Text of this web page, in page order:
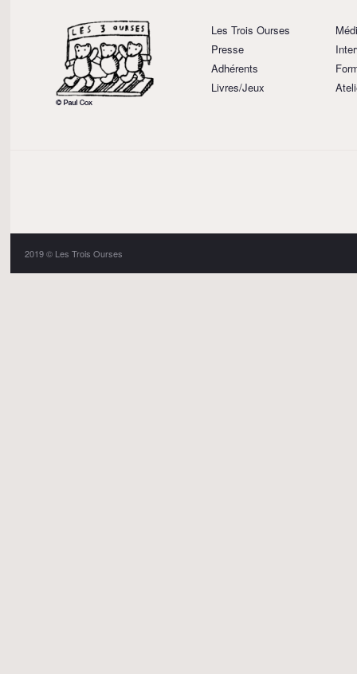
Les Trois Ourses
Presse
Adhérents
Livres/Jeux
2019 © Les Trois Ourses